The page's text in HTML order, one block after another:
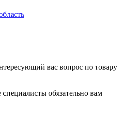
вас вопрос по товару
обязательно вам